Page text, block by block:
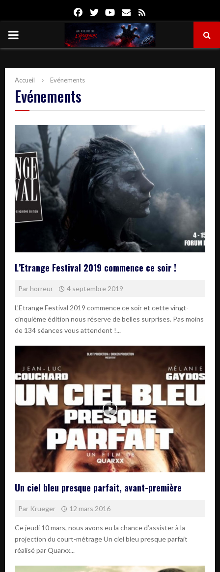
FacebookTwitterYoutube
Email
PRIMARY
Accueil Evénements
Evénements
L’Etrange Festival 2019 commence ce soir !
Par horreur 4 septembre 2019
L'Etrange Festival 2019 commence ce soir et cette vingt-
cinquième édition nous réserve de belles surprises. Pas moins
de 134 séances vous attendent !...
Un ciel bleu presque parfait, avant-première
Par Krueger 12 mars 2016
Ce jeudi 10 mars, nous avons eu la chance d’assister à la
projection du court-métrage Un ciel bleu presque parfait
réalisé par Quarxx...